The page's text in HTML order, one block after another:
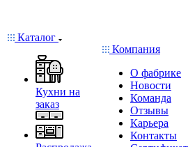
Каталог
Кухни на
заказ
Компания
О фабрике
Новости
Команда
Отзывы
Карьера
Контакты